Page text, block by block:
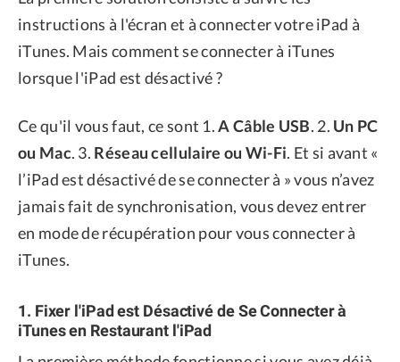
instructions à l'écran et à connecter votre iPad à
iTunes. Mais comment se connecter à iTunes
lorsque l'iPad est désactivé ?
Ce qu'il vous faut, ce sont 1.A Câble USB. 2. Un PC
ou Mac. 3. Réseau cellulaire ou Wi-Fi. Et si avant «
l’iPad est désactivé de se connecter à » vous n’avez
jamais fait de synchronisation, vous devez entrer
en mode de récupération pour vous connecter à
iTunes.
1. Fixer l'iPad est Désactivé de Se Connecter à
iTunes en Restaurant l'iPad